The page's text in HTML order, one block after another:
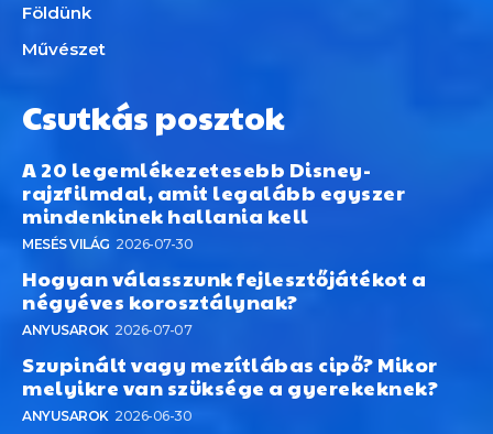
Földünk
Művészet
Csutkás posztok
A 20 legemlékezetesebb Disney-
rajzfilmdal, amit legalább egyszer
mindenkinek hallania kell
MESÉS VILÁG 2026-07-30
Hogyan válasszunk fejlesztőjátékot a
négyéves korosztálynak?
ANYUSAROK 2026-07-07
Szupinált vagy mezítlábas cipő? Mikor
melyikre van szüksége a gyerekeknek?
ANYUSAROK 2026-06-30